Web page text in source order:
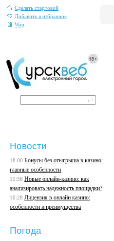
Сделать стартовой
Добавить в избранное
Wap
Новости
18:00 Бонусы без отыгрыша в казино:
главные особенности
11:56 Новые онлайн-казино: как
анализировать надежность площадки?
10:28 Лицензия в онлайн казино:
особенности и преимущества
Погода